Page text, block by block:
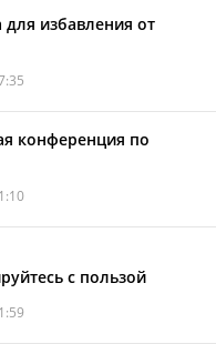
избавления от
конференция по
с пользой